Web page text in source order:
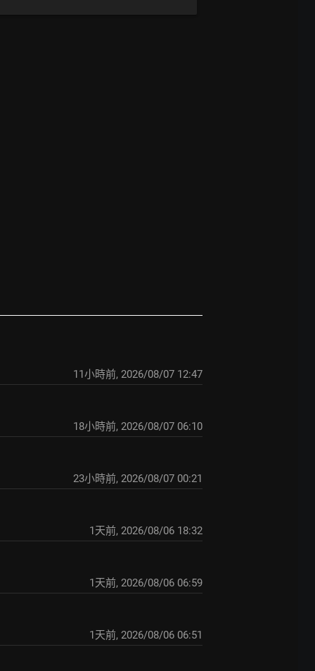
11小時前, 2026/08/07 12:47
18小時前, 2026/08/07 06:10
23小時前, 2026/08/07 00:21
1天前, 2026/08/06 18:32
1天前, 2026/08/06 06:59
1天前, 2026/08/06 06:51